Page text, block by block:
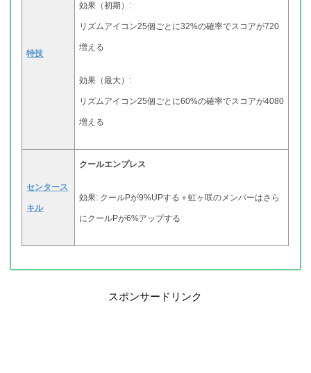
特技
効果（初期）:
リズムアイコン25個ごとに32%の確率でスコアが720
増える
効果（最大）:
リズムアイコン25個ごとに60%の確率でスコアが4080
増える
センタース
キル
クールエンプレス
効果: クールPが9%UPする＋虹ヶ咲のメンバーはさら
にクールPが6%アップする
スポンサードリンク